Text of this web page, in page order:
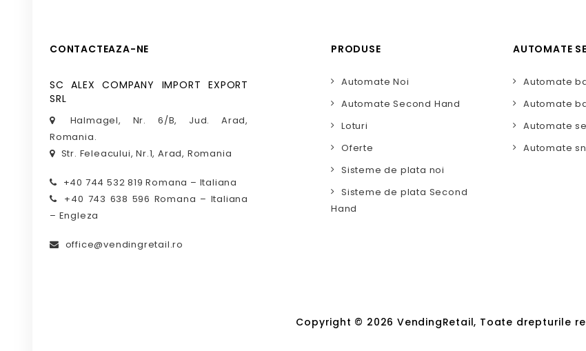
CONTACTEAZA-NE
SC ALEX COMPANY IMPORT EXPORT
SRL
Halmagel, Nr. 6/B, Jud. Arad,
Romania.
Str. Feleacului, Nr.1, Arad, Romania
+40 744 532 819 Romana – Italiana
+40 743 638 596 Romana – Italiana
– Engleza
office@vendingretail.ro
PRODUSE
Automate Noi
Automate Second Hand
Loturi
Oferte
Sisteme de plata noi
Sisteme de plata Second
Hand
AUTOMATE
Automate
Automate
Automate
Automate
Copyright © 2026 VendingRetail, Toate drepturile